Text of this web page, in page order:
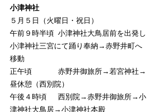
小津神社
５月５日（火曜日・祝日）
午前９時半頃 小津神社大鳥居前を出発し
小津神社三宮にて踊り奉納→赤野井町へ
移動
正午頃 赤野井御旅所→若宮神社→
昼休憩（西別院）
午後４時頃 西別院→赤野井御旅所→小
津神社大鳥居→小津神社本殿